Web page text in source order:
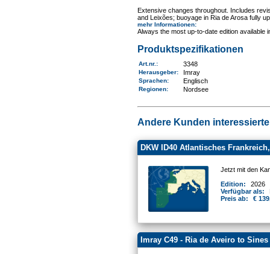
Extensive changes throughout. Includes
and Leixões; buoyage in Ria de Arosa fully
mehr Informationen:
Always the most up-to-date edition
Produktspezifikationen
Art.nr. : 3348
Herausgeber: Imray
Sprachen: Englisch
Regionen: Nordsee
Andere Kunden
DKW ID40 Atlantisches
Jetzt mit den
Edition:
2026
Verfügbar als:
Preis ab:
€
Imray C49 - Ria de Aveiro to Sines